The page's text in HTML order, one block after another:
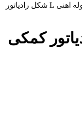
برچسب: لوله اهنی L شکل رادیاتور